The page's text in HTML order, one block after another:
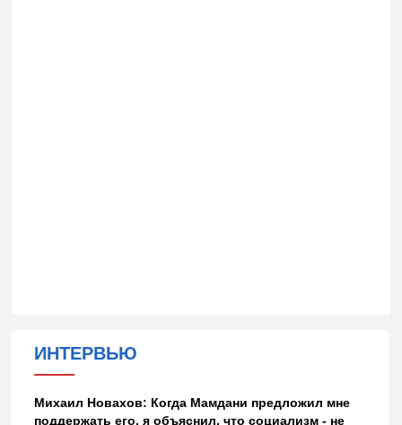
ИНТЕРВЬЮ
Михаил Новахов: Когда Мамдани предложил мне
поддержать его, я объяснил, что социализм - не